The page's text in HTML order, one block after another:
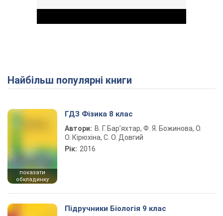
Play Video
Найбільш популярні книги
показати
обкладинку
ГДЗ Фізика 8 клас
Автори: В. Г. Бар’яхтар, Ф. Я. Божинова, О.
О. Кірюхіна, С. О. Довгий
Рік: 2016
Підручники Біологія 9 клас